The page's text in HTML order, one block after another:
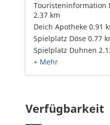
Touristeninformation
2.37 km
Deich Apotheke 0.91
Spielplatz Döse 0.77
Spielplatz Duhnen
+ Mehr
Verfügbarkeit